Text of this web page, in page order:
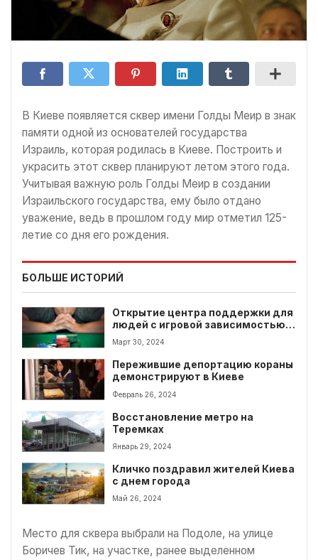
В Киеве появляется сквер имени Голды Меир в знак
памяти одной из основателей государства
Израиль, которая родилась в Киеве. Построить и
украсить этот сквер планируют летом этого года.
Учитывая важную роль Голды Меир в создании
Израильского государства, ему было отдано
уважение, ведь в прошлом году мир отметил 125-
летие со дня его рождения.
БОЛЬШЕ ИСТОРИЙ
Открытие центра поддержки для
людей с игровой зависимостью в
Киеве
Март 30, 2024
Пережившие депортацию кораны
демонстрируют в Киеве
Февраль 26, 2024
Восстановление метро на
Теремках
Январь 29, 2024
Кличко поздравил жителей Киева
с днем города
Май 26, 2024
Место для сквера выбрали на Подоле, на улице
Боричев Тик, на участке, ранее выделенном